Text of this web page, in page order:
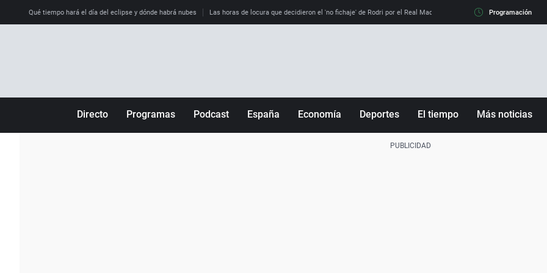
Qué tiempo hará el día del eclipse y dónde habrá nubes Las horas de locura que decidieron el 'no fichaje' de Rodri por el Real Madrid y su 'sí' al Barça La llamada
Programación
Directo Programas Podcast España Economía Deportes El tiempo Más noticias